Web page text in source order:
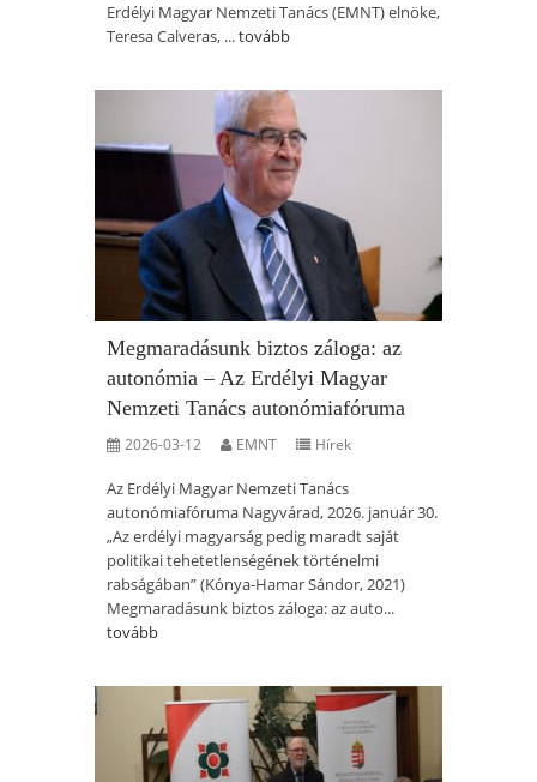
Erdélyi Magyar Nemzeti Tanács (EMNT) elnöke,
Teresa Calveras, ...tovább
Megmaradásunk biztos záloga: az
autonómia – Az Erdélyi Magyar
Nemzeti Tanács autonómiafóruma
2026-03-12 EMNT Hírek
Az Erdélyi Magyar Nemzeti Tanács
autonómiafóruma Nagyvárad, 2026. január 30.
„Az erdélyi magyarság pedig maradt saját
politikai tehetetlenségének történelmi
rabságában” (Kónya-Hamar Sándor, 2021)
Megmaradásunk biztos záloga: az auto...
tovább